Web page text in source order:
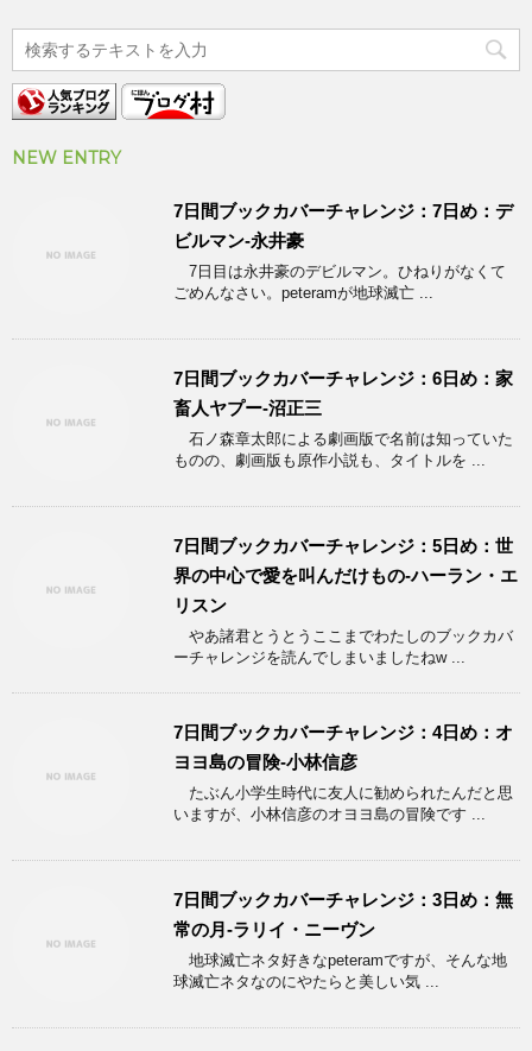
NEW ENTRY
7日間ブックカバーチャレンジ：7日め：デ
ビルマン-永井豪
7日目は永井豪のデビルマン。ひねりがなくて
ごめんなさい。peteramが地球滅亡 ...
7日間ブックカバーチャレンジ：6日め：家
畜人ヤプー-沼正三
石ノ森章太郎による劇画版で名前は知っていた
ものの、劇画版も原作小説も、タイトルを ...
7日間ブックカバーチャレンジ：5日め：世
界の中心で愛を叫んだけもの-ハーラン・エ
リスン
やあ諸君とうとうここまでわたしのブックカバ
ーチャレンジを読んでしまいましたねw ...
7日間ブックカバーチャレンジ：4日め：オ
ヨヨ島の冒険-小林信彦
たぶん小学生時代に友人に勧められたんだと思
いますが、小林信彦のオヨヨ島の冒険です ...
7日間ブックカバーチャレンジ：3日め：無
常の月-ラリイ・ニーヴン
地球滅亡ネタ好きなpeteramですが、そんな地
球滅亡ネタなのにやたらと美しい気 ...